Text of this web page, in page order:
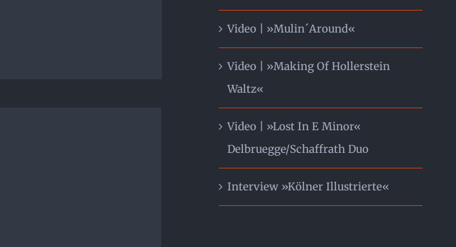
Video | »Mulin´Around«
Video | »Making Of Hollerstein
Waltz«
Video | »Lost In E Minor«
Delbruegge/Schaffrath Duo
Interview »Kölner Illustrierte«